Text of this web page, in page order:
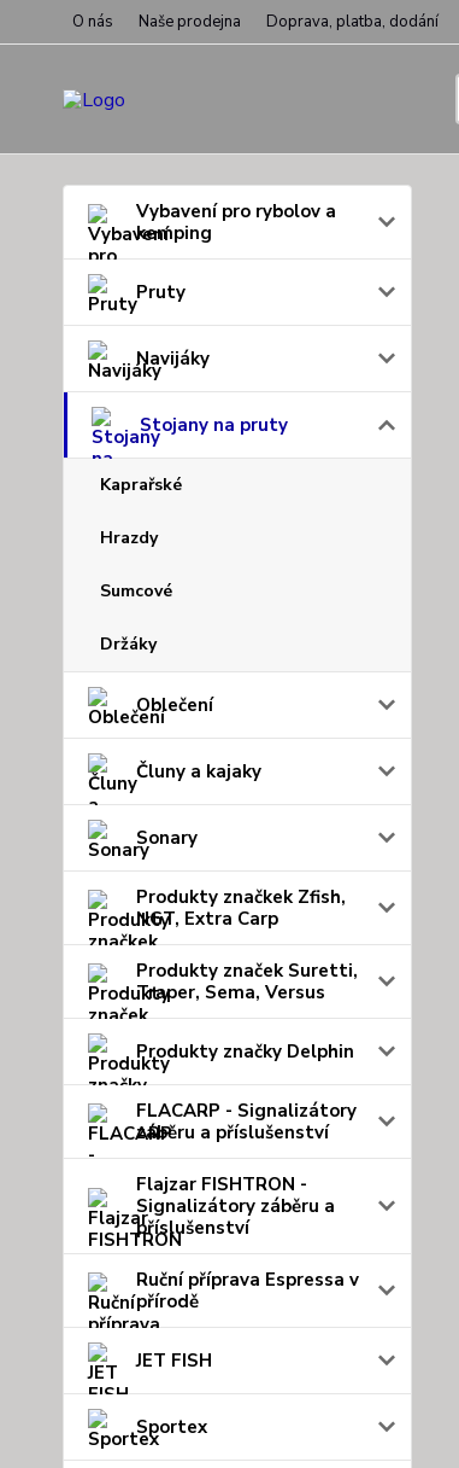
O nás Naše prodejna Doprava, platba, dodání
Vybavení pro rybolov a
kemping
Pruty
Navijáky
Stojany na pruty
Kaprařské
Hrazdy
Sumcové
Držáky
Oblečení
Čluny a kajaky
Sonary
Produkty značkek Zfish,
NGT, Extra Carp
Produkty značek Suretti,
Traper, Sema, Versus
Produkty značky Delphin
FLACARP - Signalizátory
záběru a příslušenství
Flajzar FISHTRON -
Signalizátory záběru a
příslušenství
Ruční příprava Espressa v
přírodě
JET FISH
Sportex